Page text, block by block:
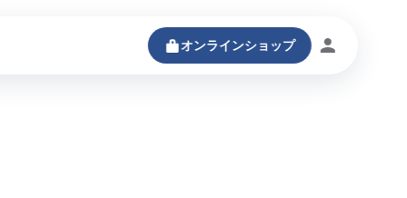
オンラインショップ
ログインする